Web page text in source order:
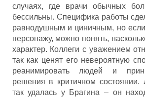
случаях, где врачи обычных
бессильны. Специфика работы
равнодушным и циничным, но если
персонажу, можно понять,
характер. Коллеги с уважением
так как ценят его невероятную
реанимировать людей и
решения в критичном состоянии.
так удалась у Брагина – он